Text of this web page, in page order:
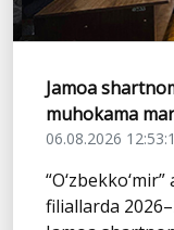
Jamoa
muhokama
06.08.2026
filiallarda